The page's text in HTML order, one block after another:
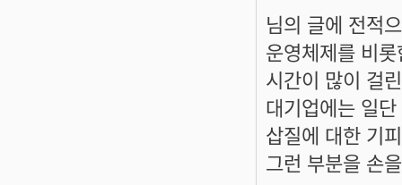
님의 글에 전적
운영체제를 비
시간이 많이 걸
대기업에는 일
삽질에 대한 기
그런 부분을 손